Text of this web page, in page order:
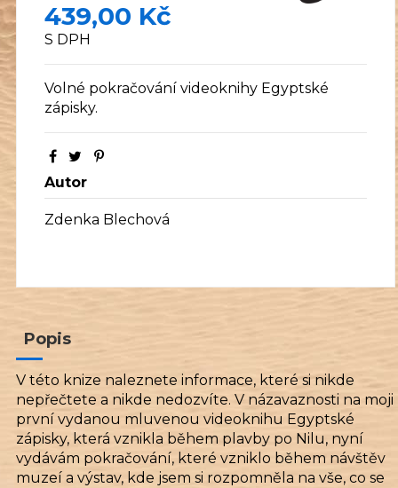
439,00 Kč
S DPH
Volné pokračování videoknihy Egyptské
zápisky.
Autor
Zdenka Blechová
Popis
V této knize naleznete informace, které si nikde
nepřečtete a nikde nedozvíte. V názavaznosti na moji
první vydanou mluvenou videoknihu Egyptské
zápisky, která vznikla během plavby po Nilu, nyní
vydávám pokračování, které vzniklo během návštěv
muzeí a výstav, kde jsem si rozpomněla na vše, co se